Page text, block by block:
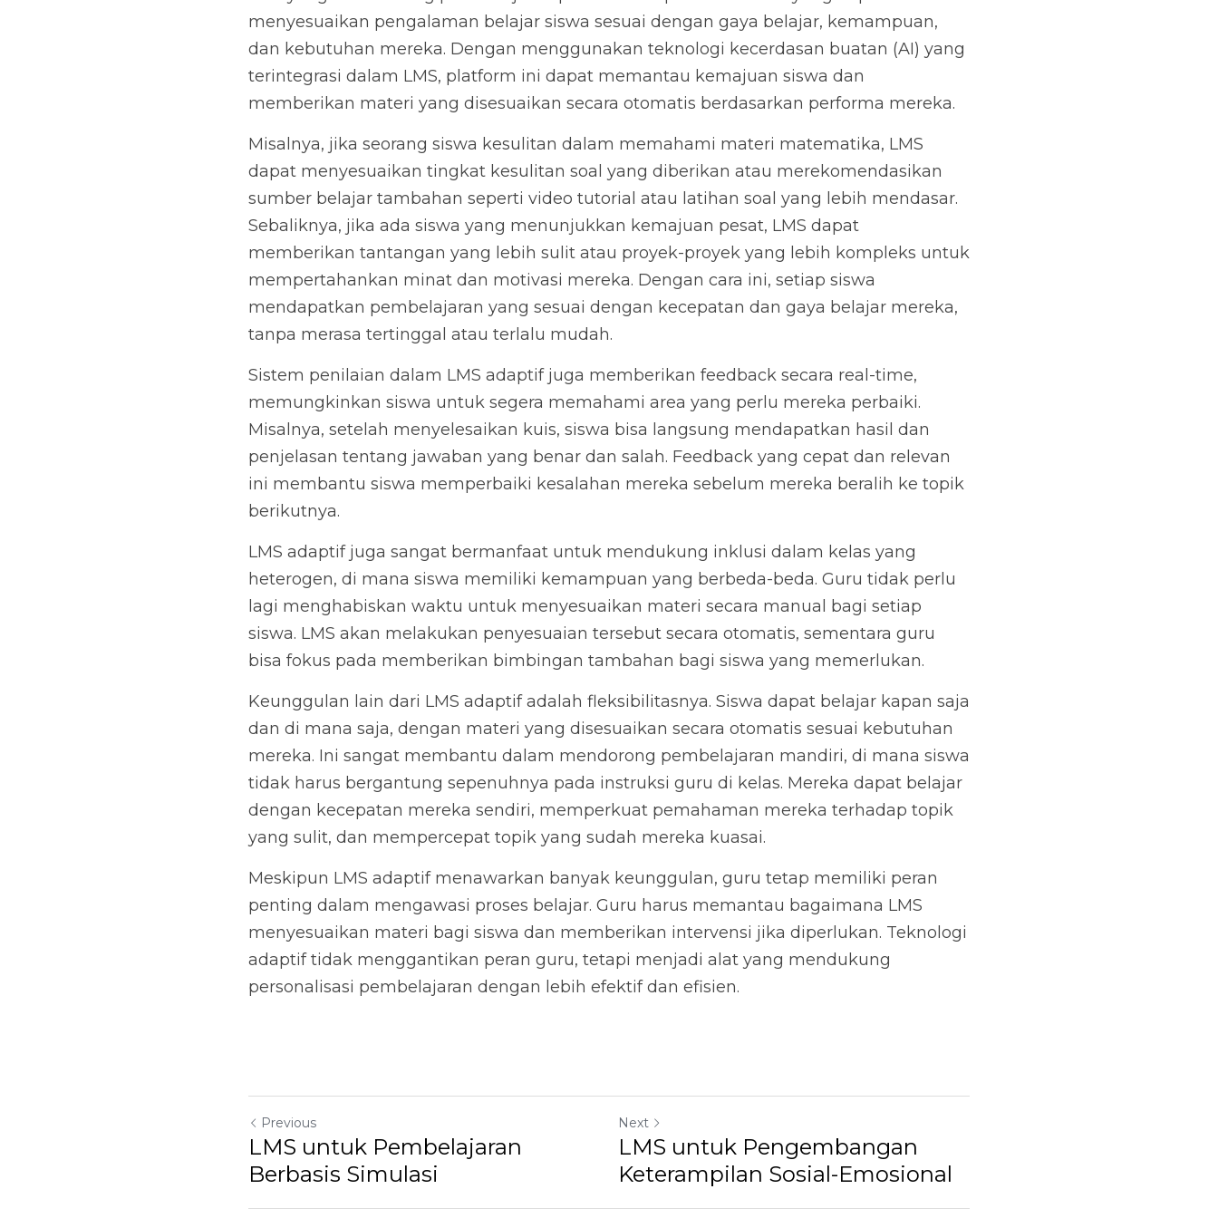
menyesuaikan pengalaman belajar siswa sesuai dengan gaya belajar, kemampuan,
dan kebutuhan mereka. Dengan menggunakan teknologi kecerdasan buatan (AI) yang
terintegrasi dalam LMS, platform ini dapat memantau kemajuan siswa dan
memberikan materi yang disesuaikan secara otomatis berdasarkan performa mereka.
Misalnya, jika seorang siswa kesulitan dalam memahami materi matematika, LMS
dapat menyesuaikan tingkat kesulitan soal yang diberikan atau merekomendasikan
sumber belajar tambahan seperti video tutorial atau latihan soal yang lebih mendasar.
Sebaliknya, jika ada siswa yang menunjukkan kemajuan pesat, LMS dapat
memberikan tantangan yang lebih sulit atau proyek-proyek yang lebih kompleks untuk
mempertahankan minat dan motivasi mereka. Dengan cara ini, setiap siswa
mendapatkan pembelajaran yang sesuai dengan kecepatan dan gaya belajar mereka,
tanpa merasa tertinggal atau terlalu mudah.
Sistem penilaian dalam LMS adaptif juga memberikan feedback secara real-time,
memungkinkan siswa untuk segera memahami area yang perlu mereka perbaiki.
Misalnya, setelah menyelesaikan kuis, siswa bisa langsung mendapatkan hasil dan
penjelasan tentang jawaban yang benar dan salah. Feedback yang cepat dan relevan
ini membantu siswa memperbaiki kesalahan mereka sebelum mereka beralih ke topik
berikutnya.
LMS adaptif juga sangat bermanfaat untuk mendukung inklusi dalam kelas yang
heterogen, di mana siswa memiliki kemampuan yang berbeda-beda. Guru tidak perlu
lagi menghabiskan waktu untuk menyesuaikan materi secara manual bagi setiap
siswa. LMS akan melakukan penyesuaian tersebut secara otomatis, sementara guru
bisa fokus pada memberikan bimbingan tambahan bagi siswa yang memerlukan.
Keunggulan lain dari LMS adaptif adalah fleksibilitasnya. Siswa dapat belajar kapan saja
dan di mana saja, dengan materi yang disesuaikan secara otomatis sesuai kebutuhan
mereka. Ini sangat membantu dalam mendorong pembelajaran mandiri, di mana siswa
tidak harus bergantung sepenuhnya pada instruksi guru di kelas. Mereka dapat belajar
dengan kecepatan mereka sendiri, memperkuat pemahaman mereka terhadap topik
yang sulit, dan mempercepat topik yang sudah mereka kuasai.
Meskipun LMS adaptif menawarkan banyak keunggulan, guru tetap memiliki peran
penting dalam mengawasi proses belajar. Guru harus memantau bagaimana LMS
menyesuaikan materi bagi siswa dan memberikan intervensi jika diperlukan. Teknologi
adaptif tidak menggantikan peran guru, tetapi menjadi alat yang mendukung
personalisasi pembelajaran dengan lebih efektif dan efisien.
Previous
LMS untuk Pembelajaran
Berbasis Simulasi
Next
LMS untuk Pengembangan
Keterampilan Sosial-Emosional